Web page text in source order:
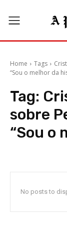
Home Tags
“Sou o melhor da
Tag:
sobre
“Sou o
No posts to